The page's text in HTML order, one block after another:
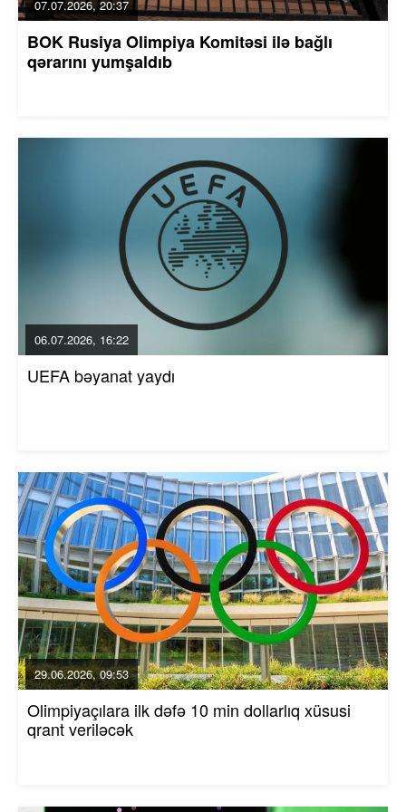
07.07.2026, 20:37
BOK Rusiya Olimpiya Komitəsi ilə bağlı
qərarını yumşaldıb
06.07.2026, 16:22
UEFA bəyanat yaydı
29.06.2026, 09:53
Olimpiyaçılara ilk dəfə 10 min dollarlıq xüsusi
qrant veriləcək